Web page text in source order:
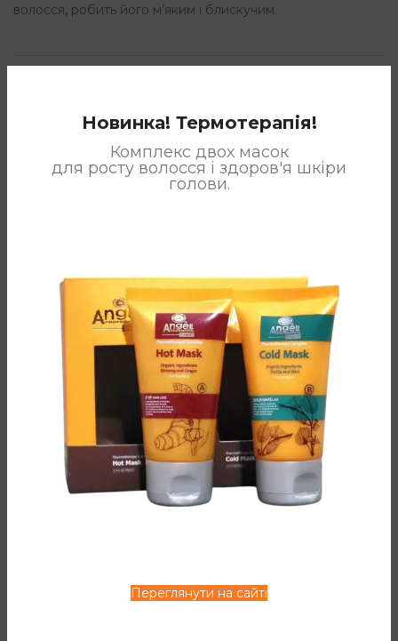
Новинка! Термотерапія!
Комплекс двох масок
для росту волосся і здоров'я шкіри
голови.
Переглянути на сайті
волосся, робить його м’яким і блискучим.
ВАМ ТАКОЖ МОЖЕ
СПОДОБАТИСЯ…
Protect Angel